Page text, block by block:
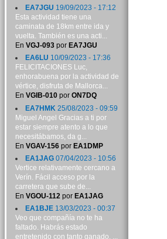
EA7JGU 19/09/2023 - 17:12
Esta actividad tiene una
caminata de 18km entre ida y
vuelta. También es una acti...
En VGJ-093por EA7JGU
EA6LU 10/09/2023 - 17:36
FELICITACIONES Luc,
enhorabuena por la actividad de
vértice, disfruta de Mallorca...
En VGIB-010por ON7DQ
EA7HMK 25/08/2023 - 09:59
Miguel Angel Gracias a ti por
estar siempre atento a lo que
necesitábamos, da g...
En VGAV-156por EA1DMP
EA1JAG07/04/2023 - 10:56
Vertice relativamente cercano a
Verín. Fácil acceso por la
carretera que sube de...
En VGOU-112por EA1JAG
EA1BJE13/03/2023 - 00:37
Veo que compañía no te ha
faltado. Habrás estado
entretenido con tanto ganado. ...